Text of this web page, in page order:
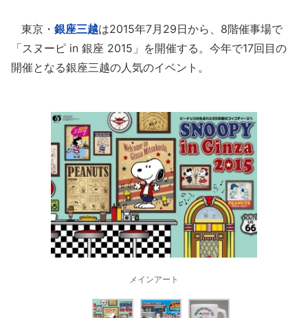
東京・ 銀座三越は2015年7月29日から、8階催事場で
「スヌーピ in 銀座 2015」を開催する。今年で17回目の
開催となる銀座三越の人気のイベント。
メインアート